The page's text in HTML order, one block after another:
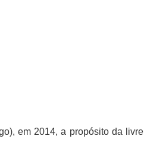
em 2014, a propósito da livre